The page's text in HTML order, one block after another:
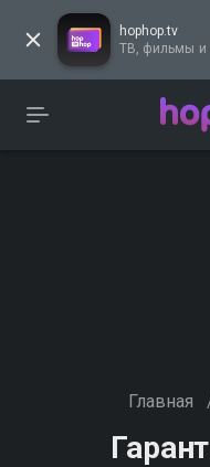
hophop.tv
ТВ, фильмы и
Главная